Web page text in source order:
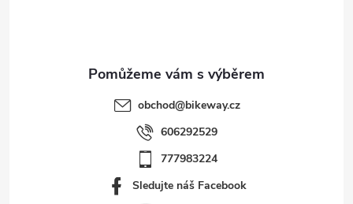
obchod@bikeway.cz
606292529
777983224
Sledujte náš Facebook